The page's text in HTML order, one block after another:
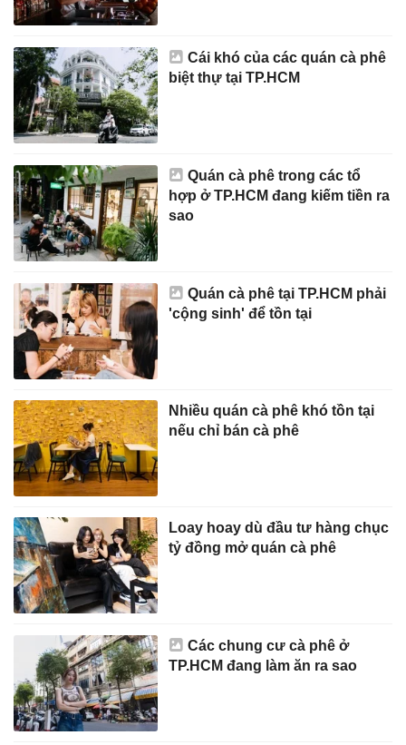
Cái khó của các quán cà phê
biệt thự tại TP.HCM
Quán cà phê trong các tổ
hợp ở TP.HCM đang kiếm tiền ra
sao
Quán cà phê tại TP.HCM phải
'cộng sinh' để tồn tại
Nhiều quán cà phê khó tồn tại
nếu chỉ bán cà phê
Loay hoay dù đầu tư hàng chục
tỷ đồng mở quán cà phê
Các chung cư cà phê ở
TP.HCM đang làm ăn ra sao